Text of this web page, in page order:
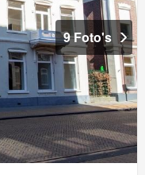
9 Foto's